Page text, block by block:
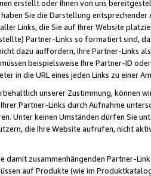
erstellt oder Ihnen von uns
Sie die Darstellung
Links, die Sie auf Ihrer Website
Partner-Links so formatiert sind,
dazu auffordern, Ihre Partner-Links
beispielsweise Ihre Partner-ID
in die URL eines jeden Links zu einer
unserer Zustimmung, können
Partner-Links durch Aufnahme
Unter keinen Umständen dürfen Sie
die Ihre Website aufrufen, nicht
damit zusammenhängenden Partner-
auf Produkte (wie im